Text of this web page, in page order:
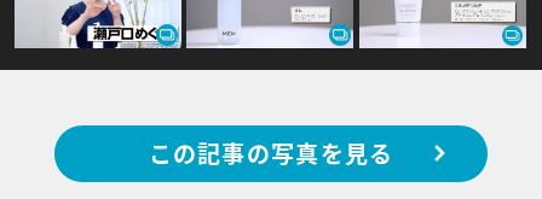
この記事の写真を見る